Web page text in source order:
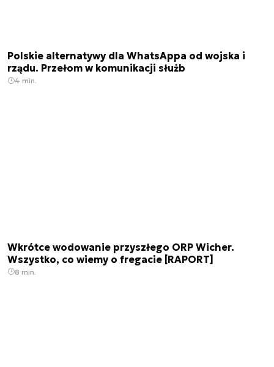
Polskie alternatywy dla WhatsAppa od wojska i
rządu. Przełom w komunikacji służb
4 min.
Wkrótce wodowanie przyszłego ORP Wicher.
Wszystko, co wiemy o fregacie [RAPORT]
8 min.